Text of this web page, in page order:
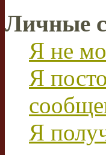
Личные
Я не
Я
Я